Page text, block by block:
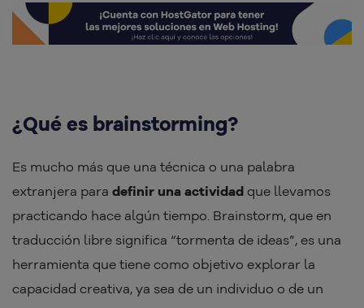
¿Qué es brainstorming?
Es mucho más que una técnica o una palabra
extranjera para definir una actividad que llevamos
practicando hace algún tiempo. Brainstorm, que en
traducción libre significa “tormenta de ideas”, es una
herramienta que tiene como objetivo explorar la
capacidad creativa, ya sea de un individuo o de un